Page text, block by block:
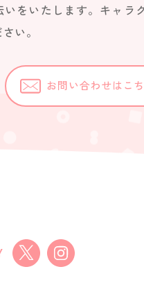
いをいたします。キャラ
い。
お問い合わせはこ